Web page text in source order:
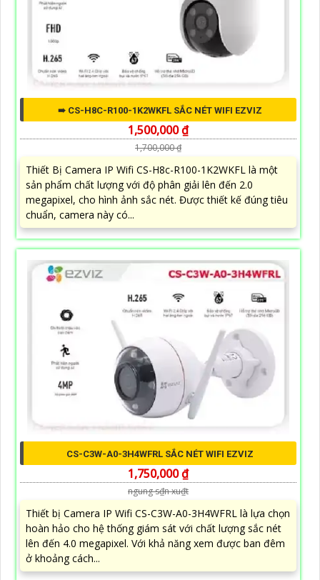
➠ CS-H8C-R100-1K2WKFL SẮC NÉT WIFI EZVIZ
1,500,000 ₫
1,700,000 ₫
Thiết Bị Camera IP Wifi CS-H8c-R100-1K2WKFL là một
sản phẩm chất lượng với độ phân giải lên đến 2.0
megapixel, cho hình ảnh sắc nét. Được thiết kế đúng tiêu
chuẩn, camera này có...
CS-C3W-A0-3H4WFRL SẮC NÉT WIFI EZVIZ
1,750,000 ₫
ngung s₫n xu₫t
Thiết bị Camera IP Wifi CS-C3W-A0-3H4WFRL là lựa chọn
hoàn hảo cho hệ thống giám sát với chất lượng sắc nét
lên đến 4.0 megapixel. Với khả năng xem được ban đêm
ở khoảng cách...